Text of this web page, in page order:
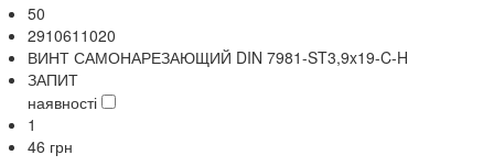
50
2910611020
ВИНТ САМОНАРЕЗАЮЩИЙ DIN 7981-ST3,9x19-C-H
ЗАПИТ
наявності
1
46 грн